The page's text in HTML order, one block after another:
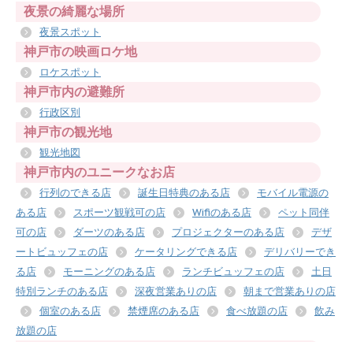
夜景の綺麗な場所
夜景スポット
神戸市の映画ロケ地
ロケスポット
神戸市内の避難所
行政区別
神戸市の観光地
観光地図
神戸市内のユニークなお店
行列のできる店 誕生日特典のある店
モバイル電源の
ある店
スポーツ観戦可の店 Wifiのある店
ペット同伴
可の店
ダーツのある店 プロジェクターのある店
デザ
ートビュッフェの店
ケータリングできる店
デリバリーでき
る店
モーニングのある店 ランチビュッフェの店
土日
特別ランチのある店
深夜営業ありの店
朝まで営業ありの店
個室のある店
禁煙席のある店 食べ放題の店
飲み
放題の店